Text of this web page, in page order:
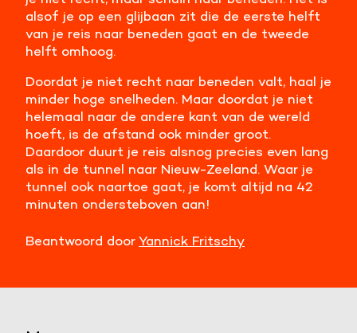
alsof je op een glijbaan zit die de eerste helft
van je reis naar beneden gaat en de tweede
helft omhoog.
Doordat je niet recht naar beneden valt, haal je
minder hoge snelheden. Maar doordat je niet
helemaal naar de andere kant van de wereld
hoeft, is de afstand ook minder groot.
Daardoor duurt je reis alsnog precies even lang
als in de tunnel naar Nieuw-Zeeland. Waar je
tunnel ook naartoe gaat, je komt altijd na 42
minuten ondersteboven aan!
Beantwoord door Yannick Fritschy